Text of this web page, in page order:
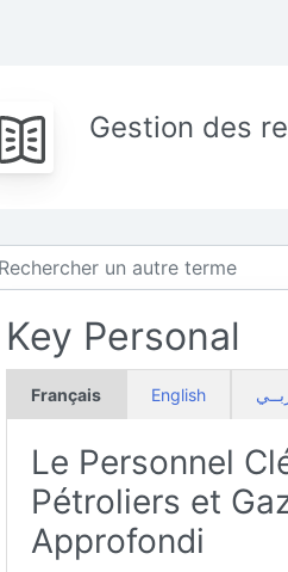
Gestion des
Key Personal
Français English
Le Personnel
Pétroliers et
Approfondi